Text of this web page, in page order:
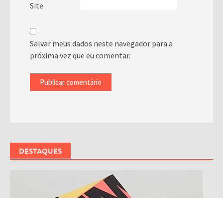
Site
Salvar meus dados neste navegador para a
próxima vez que eu comentar.
DESTAQUES